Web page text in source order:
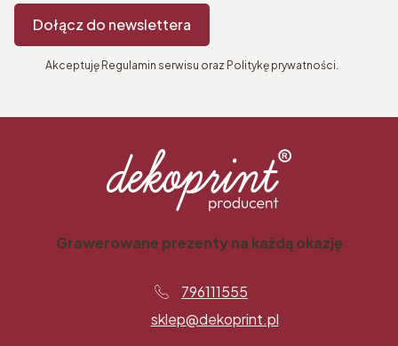
Dołącz do newslettera
Akceptuję Regulamin serwisu oraz Politykę prywatności.
Grawerowane prezenty na każdą okazję
796111555
sklep@dekoprint.pl